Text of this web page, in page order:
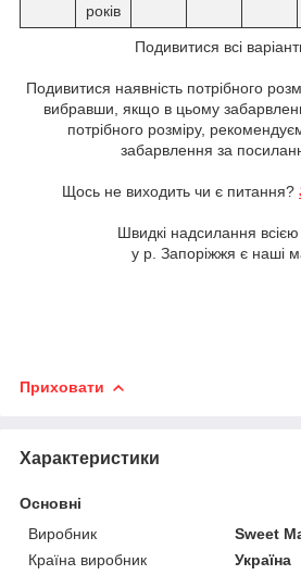
років
Подивитися всі
Подивитися наявність потрібного
вибравши, якщо в цьому
потрібного розміру,
забарвлення за
Щось не виходить чи є питання?
Швидкі надсилання
у р. Запоріжжя є наші
Приховати
Характеристики
Основні
Виробник
Sweet
Країна виробник
Україна